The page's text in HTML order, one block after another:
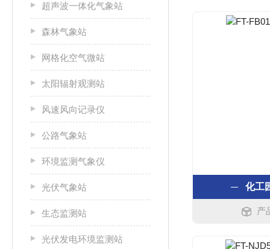
超声波一体化气象站
森林气象站
网格化空气微站
太阳辐射观测站
风速风向记录仪
公路气象站
环境监测气象仪
光伏气象站
生态监测站
光伏发电环境监测站
化工
产